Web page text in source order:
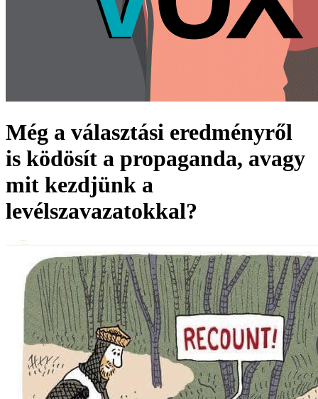
Még a választási eredményről
is ködösít a propaganda, avagy
mit kezdjünk a
levélszavazatokkal?